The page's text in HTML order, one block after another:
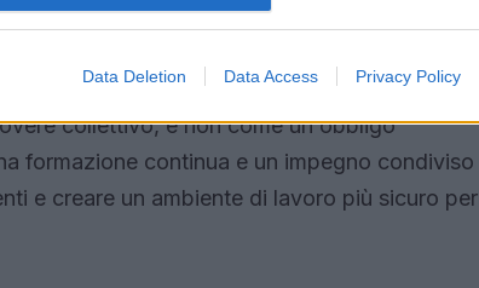
Data Deletion Data Access Privacy Policy
è la mancanza di formazione adeguata
delle imprese. “Cambiare mentalità è la
un futuro sostenibile”, afferma. La sicurezza
collettivo, e non come un obbligo
formazione continua e un impegno condiviso
e creare un ambiente di lavoro più sicuro per